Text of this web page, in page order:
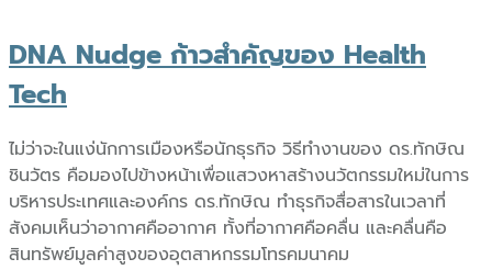
DNA Nudge ก้าวสำคัญของ Health
Tech
ไม่ว่าจะในแง่นักการเมืองหรือนักธุรกิจ วิธีทำงานของ ดร.ทักษิณ
ชินวัตร คือมองไปข้างหน้าเพื่อแสวงหาสร้างนวัตกรรมใหม่ในการ
บริหารประเทศและองค์กร ดร.ทักษิณ ทำธุรกิจสื่อสารในเวลาที่
สังคมเห็นว่าอากาศคืออากาศ ทั้งที่อากาศคือคลื่น และคลื่นคือ
สินทรัพย์มูลค่าสูงของอุตสาหกรรมโทรคมนาคม